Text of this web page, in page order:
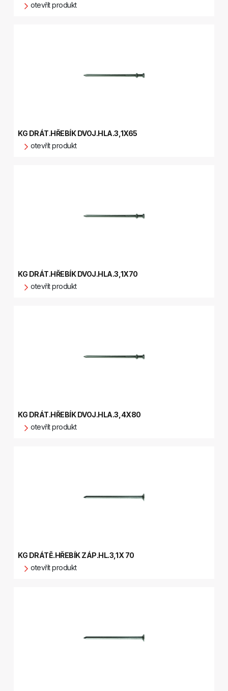
otevřít produkt
KG DRÁT.HŘEBÍK DVOJ.HLA.3,1X65
otevřít produkt
KG DRÁT.HŘEBÍK DVOJ.HLA.3,1X70
otevřít produkt
KG DRÁT.HŘEBÍK DVOJ.HLA.3,4X80
otevřít produkt
KG DRÁTĚ.HŘEBÍK ZÁP.HL.3,1X 70
otevřít produkt